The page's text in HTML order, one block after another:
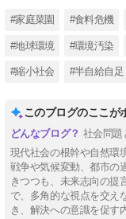
#家庭菜園 #食料危機
#地球環境 #環境汚染
#縮小社会 #半自給自足
このブログのここが
社会問題
現代社会の根幹や自然環
戦争や気候変動、都市の
きつつも、未来志向の提
で、多角的な視点を交え
き、解決への意識を促す